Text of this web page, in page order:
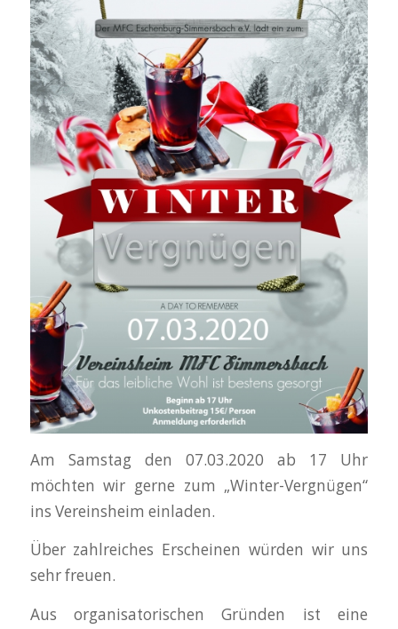
Am Samstag den 07.03.2020 ab 17 Uhr
möchten wir gerne zum „Winter-Vergnügen“
ins Vereinsheim einladen.
Über zahlreiches Erscheinen würden wir uns
sehr freuen.
Aus organisatorischen Gründen ist eine